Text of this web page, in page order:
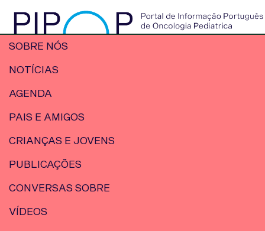
SOBRE NÓS
NOTÍCIAS
AGENDA
PAIS E AMIGOS
CRIANÇAS E JOVENS
PUBLICAÇÕES
CONVERSAS SOBRE
VÍDEOS